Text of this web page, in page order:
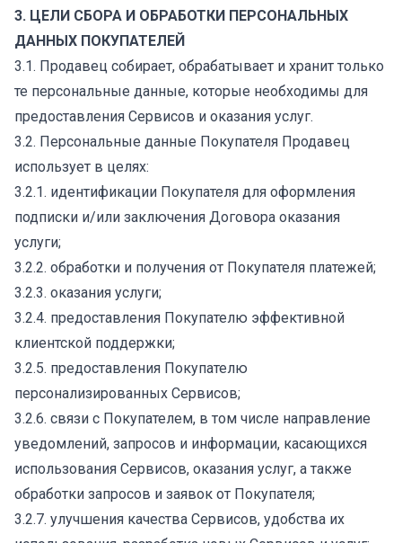
3. ЦЕЛИ СБОРА И ОБРАБОТКИ ПЕРСОНАЛЬНЫХ
ДАННЫХ ПОКУПАТЕЛЕЙ
3.1. Продавец собирает, обрабатывает и хранит только
те персональные данные, которые необходимы для
предоставления Сервисов и оказания услуг.
3.2. Персональные данные Покупателя Продавец
использует в целях:
3.2.1. идентификации Покупателя для оформления
подписки и/или заключения Договора оказания
услуги;
3.2.2. обработки и получения от Покупателя платежей;
3.2.3. оказания услуги;
3.2.4. предоставления Покупателю эффективной
клиентской поддержки;
3.2.5. предоставления Покупателю
персонализированных Сервисов;
3.2.6. связи с Покупателем, в том числе направление
уведомлений, запросов и информации, касающихся
использования Сервисов, оказания услуг, а также
обработки запросов и заявок от Покупателя;
3.2.7. улучшения качества Сервисов, удобства их